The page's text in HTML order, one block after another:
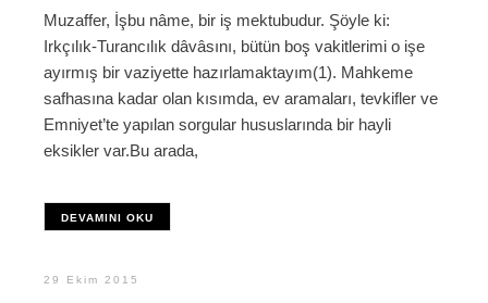
Muzaffer, İşbu nâme, bir iş mektubudur. Şöyle ki:
Irkçılık-Turancılık dâvâsını, bütün boş vakitlerimi o işe
ayırmış bir vaziyette hazırlamaktayım(1). Mahkeme
safhasına kadar olan kısımda, ev aramaları, tevkifler ve
Emniyet’te yapılan sorgular hususlarında bir hayli
eksikler var.Bu arada,
DEVAMINI OKU
29 Ekim 2015